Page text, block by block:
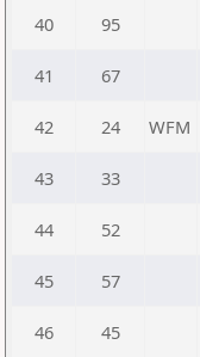
40 95
41 67
42 24 WFM
43 33
44 52
45 57
46 45